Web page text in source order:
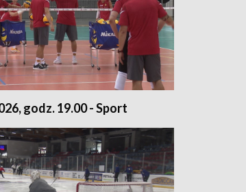
godz. 19.00 - Sport